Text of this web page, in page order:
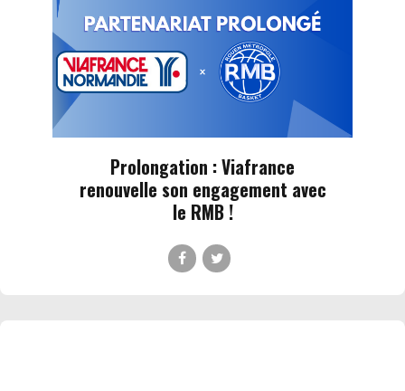
Prolongation : Viafrance
renouvelle son engagement avec
le RMB !